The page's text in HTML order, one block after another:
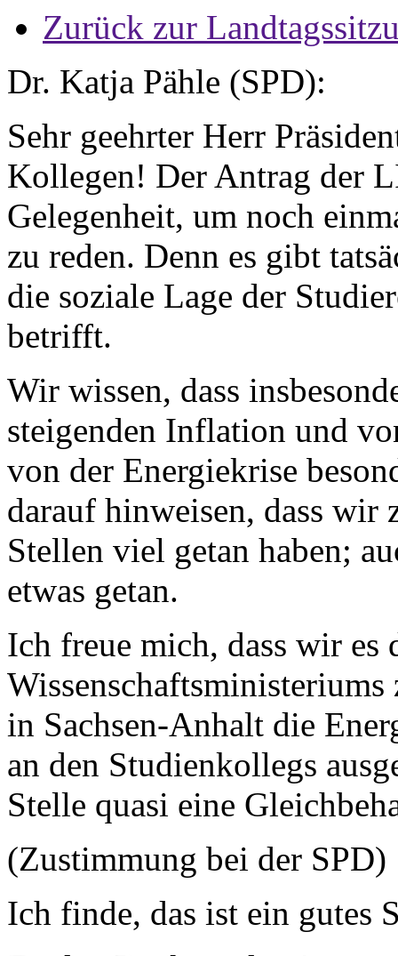
Zurück zur
Dr. Katja Pähle (SPD):
Sehr geehrter Herr
Kollegen! Der Antrag der
Gelegenheit, um noch
zu reden. Denn es gibt
die soziale Lage der
betrifft.
Wir wissen, dass
steigenden Inflation und
von der Energiekrise
darauf hinweisen, dass wir
Stellen viel getan haben;
etwas getan.
Ich freue mich, dass wir es
in Sachsen-Anhalt die
an den Studienkollegs
Stelle quasi eine
(Zustimmung bei der SPD)
Ich finde, das ist ein gutes